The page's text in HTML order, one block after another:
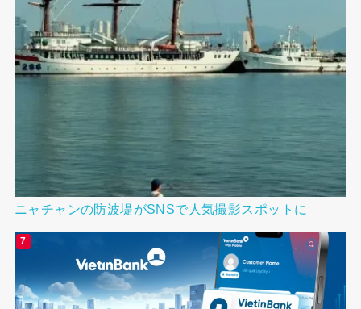
ニャチャンの防波堤がSNSで人気撮影スポットに